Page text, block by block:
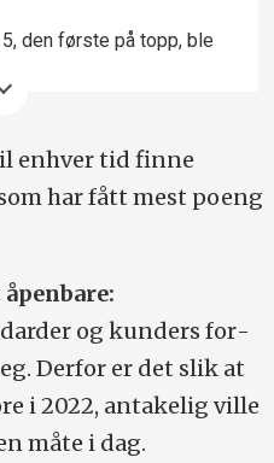
den første på topp, ble
E-Tech inn i øvre sjikt.
modeller. Opp:
hengervekt. Ned:
rykket inn på
ut av listen.
300 inn på 12.-plass.
enhver tid finne
har fått mest poeng
og kunders for­
Derfor er det slik at
i 2022, antakelig ville
måte i dag.